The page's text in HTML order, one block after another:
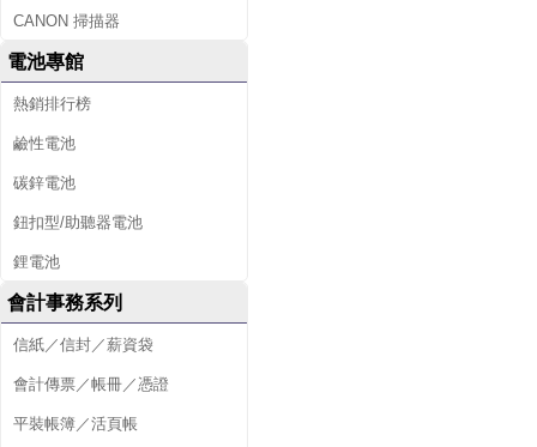
CANON 掃描器
電池專館
熱銷排行榜
鹼性電池
碳鋅電池
鈕扣型/助聽器電池
鋰電池
會計事務系列
信紙／信封／薪資袋
會計傳票／帳冊／憑證
平裝帳簿／活頁帳